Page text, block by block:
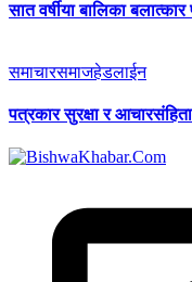
सात वर्षीया बालिका
समाचारसमाजहेडलाईन
पत्रकार सुरक्षा र